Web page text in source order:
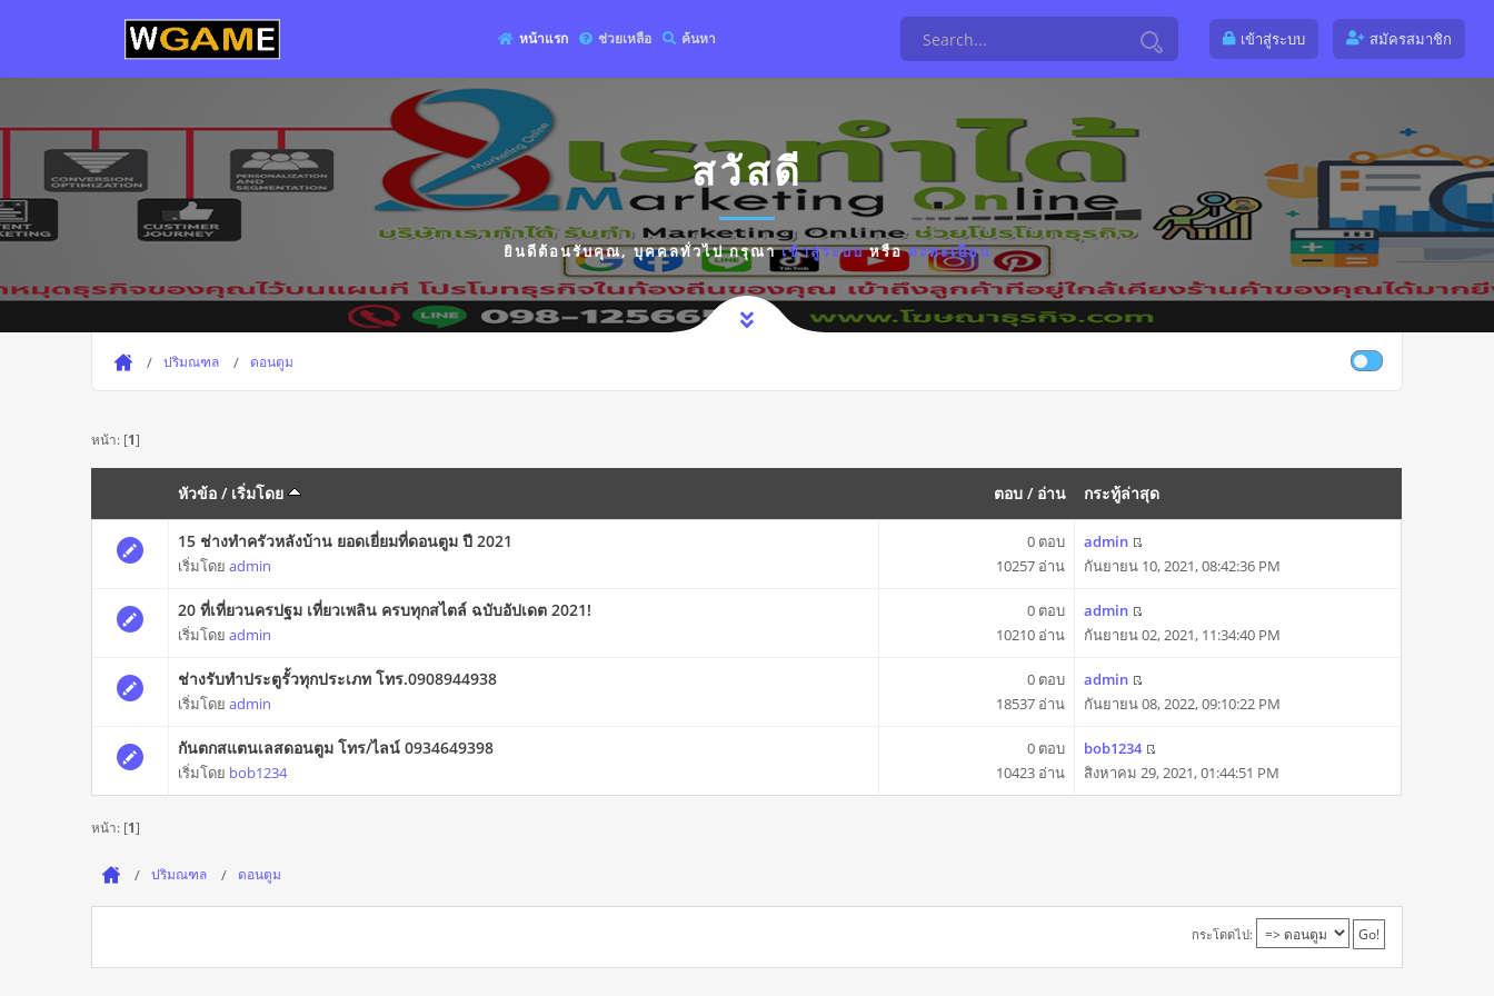
หน้าแรก ช่วยเหลือ ค้นหา เข้าสู่ระบบ สมัครสมาชิก
สวัสดี
ยินดีต้อนรับคุณ,บุคคลทั่วไปกรุณาเข้าสู่ระบบหรือลงทะเบียน
ปริมณฑล ดอนตูม
หน้า: [1]
หัวข้อ / เริ่มโดย ตอบ / อ่าน กระทู้ล่าสุด
15 ช่างทําครัวหลังบ้าน ยอดเยี่ยมที่ดอนตูม ปี 2021
เริ่มโดยadmin
0 ตอบ
10257 อ่าน
admin
กันยายน 10, 2021, 08:42:36 PM
20 ที่เที่ยวนครปฐม เที่ยวเพลิน ครบทุกสไตล์ ฉบับอัปเดต 2021!
เริ่มโดยadmin
0 ตอบ
10210 อ่าน
admin
กันยายน 02, 2021, 11:34:40 PM
ช่างรับทำประตูรั้วทุกประเภท โทร.0908944938
เริ่มโดยadmin
0 ตอบ
18537 อ่าน
admin
กันยายน 08, 2022, 09:10:22 PM
กันตกสแตนเลสดอนตูม โทร/ไลน์ 0934649398
เริ่มโดย bob1234
0 ตอบ
10423 อ่าน
bob1234
สิงหาคม 29, 2021, 01:44:51 PM
หน้า: [1]
ปริมณฑล ดอนตูม
กระโดดไป: